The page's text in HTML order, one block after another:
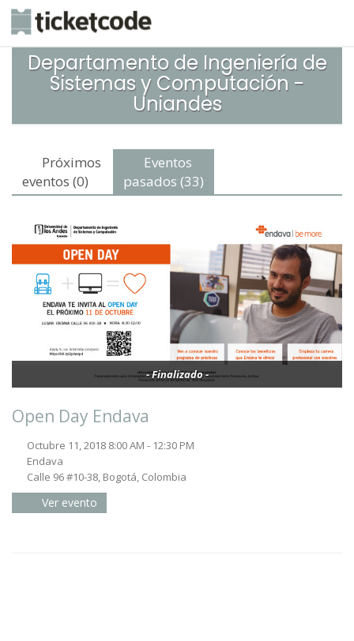
Departamento de Ingeniería de
Sistemas y Computación -
Uniandes
Próximos
eventos (0)
Eventos
pasados (33)
- Finalizado -
Open Day Endava
Octubre 11, 2018 8:00 AM - 12:30 PM
Endava
Calle 96 #10-38, Bogotá, Colombia
Ver evento